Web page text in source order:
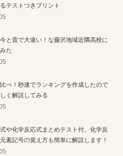
テストつきプリント
と昔で大違い！な藤沢地域近隣高校に
た
べ！秒速でランキングを作成したので
く解説してみる
や化学反応式まとめテスト付。化学反
素記号の覚え方も簡単に解説します！